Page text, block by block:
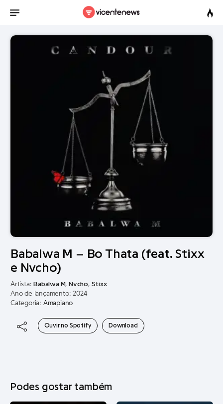
Babalwa M – Bo Thata (feat. Stixx
e Nvcho)
Artista: Babalwa M, Nvcho, Stixx
Ano de lançamento: 2024
Categoria: Amapiano
Ouvir no Spotify Download
Podes gostar também